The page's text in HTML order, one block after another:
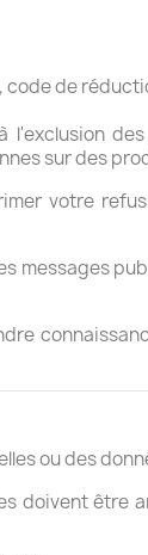
code de
sur des
votre
messages
ou des
doivent